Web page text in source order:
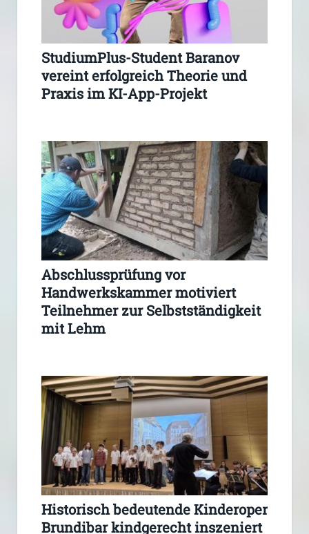
StudiumPlus-Student Baranov
vereint erfolgreich Theorie und
Praxis im KI-App-Projekt
Abschlussprüfung vor
Handwerkskammer motiviert
Teilnehmer zur Selbstständigkeit
mit Lehm
Historisch bedeutende Kinderoper
Brundibar kindgerecht inszeniert